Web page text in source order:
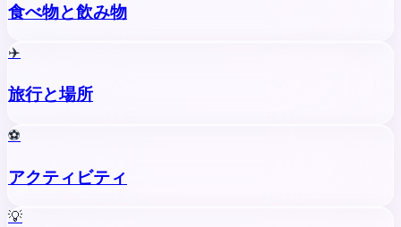
食べ物と飲み物
✈️
旅行と場所
⚽
アクティビティ
💡